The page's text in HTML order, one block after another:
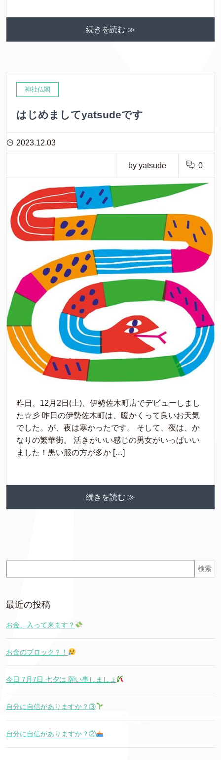
続きを読む ≫
神社仏閣
はじめましてyatsudeです
2023.12.03
by yatsude 0
昨日、12月2日(土)、伊勢佐木町店でデビューしまし
た☆彡 昨日の伊勢佐木町は、暖かくって良いお天気
でした。が、夜は寒かったです。 そして、夜は、か
なりの繁華街。 活きがいい感じの男女がいっぱいい
ました！黒い服の方が多か […]
続きを読む ≫
検索
最近の投稿
お金、入って来ます？
お金のブロック？！
今日 7月7日 七夕は 願い事しましょ
自分に自信がありますか？③
自分に自信がありますか？②